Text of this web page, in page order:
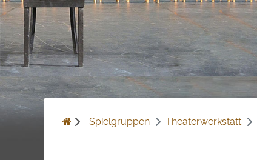
Spielgruppen Theaterwerkstatt